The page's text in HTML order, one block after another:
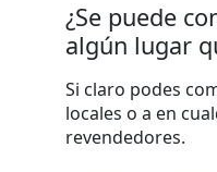
¿Se puede
algún lugar
Si claro podes
locales o a en
revendedores.